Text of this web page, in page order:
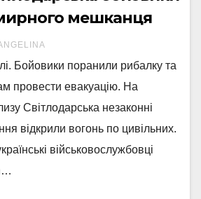
мешканця
Бойовики поранили рибалку та
провести евакуацію. На
Світлодарська незаконні
відкрили вогонь по цивільних.
військовослужбовці